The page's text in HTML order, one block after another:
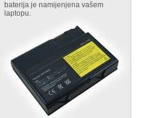
baterija je namijenjena vašem
laptopu.